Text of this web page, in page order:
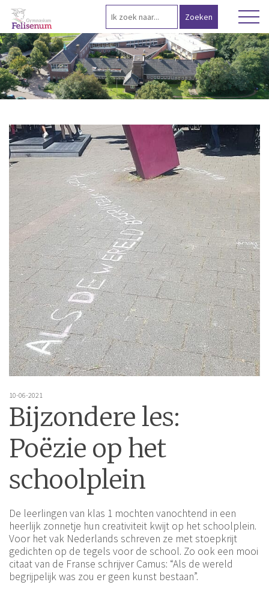
10-06-2021
Bijzondere les:
Poëzie op het
schoolplein
De leerlingen van klas 1 mochten vanochtend in een
heerlijk zonnetje hun creativiteit kwijt op het schoolplein.
Voor het vak Nederlands schreven ze met stoepkrijt
gedichten op de tegels voor de school. Zo ook een mooi
citaat van de Franse schrijver Camus: “Als de wereld
begrijpelijk was zou er geen kunst bestaan”.